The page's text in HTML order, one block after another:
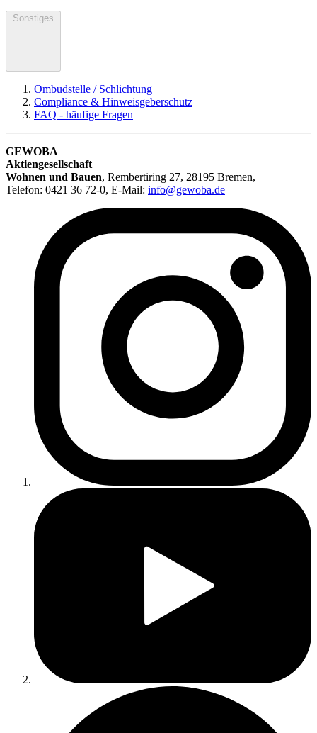
Sonstiges
Ombudstelle / Schlichtung
Compliance & Hinweisgeberschutz
FAQ - häufige Fragen
GEWOBA
Aktiengesellschaft
Wohnen und Bauen, Rembertiring 27, 28195 Bremen,
Telefon: 0421 36 72-0, E-Mail: info@gewoba.de